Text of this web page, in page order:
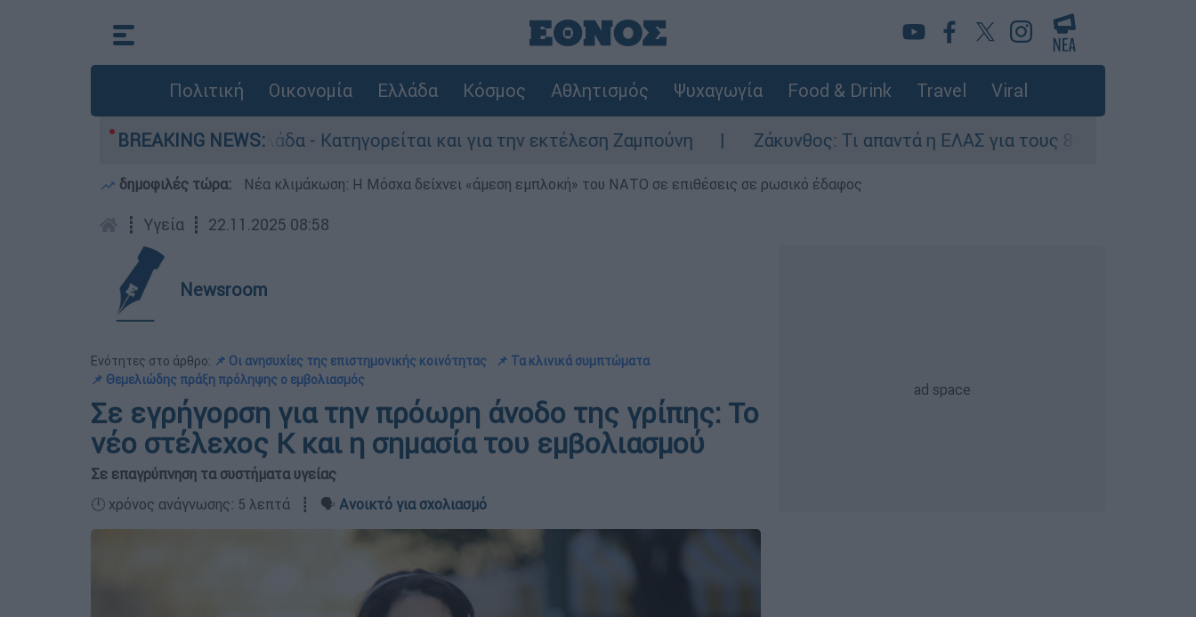
Πολιτική Οικονομία Ελλάδα Κόσμος Αθλητισμός Ψυχαγωγία Food & Drink Travel Viral
BREAKING NEWS:
στην Ελλάδα - Κατηγορείται και για την εκτέλεση Ζαμπούνη Ζάκυνθος: Τι απαντά η ΕΛΑΣ για τους 8 βιασμούς τουριστριών -
δημοφιλές τώρα: Νέα κλιμάκωση: Η Μόσχα δείχνει «άμεση εμπλοκή» του ΝΑΤΟ σε επιθέσεις σε ρωσικό έδαφος
┋ Υγεία ┋ 22.11.2025 08:58
Newsroom
Ενότητες στο άρθρο: 📌 Οι ανησυχίες της επιστημονικής κοινότητας
📌 Τα κλινικά συμπτώματα
📌 Θεμελιώδης πράξη πρόληψης ο εμβολιασμός
Σε εγρήγορση για την πρόωρη άνοδο της γρίπης: Το
νέο στέλεχος Κ και η σημασία του εμβολιασμού
Σε επαγρύπνηση τα συστήματα υγείας
🕛 χρόνος ανάγνωσης: 5 λεπτά ┋ 🗣️ Ανοικτό για σχολιασμό